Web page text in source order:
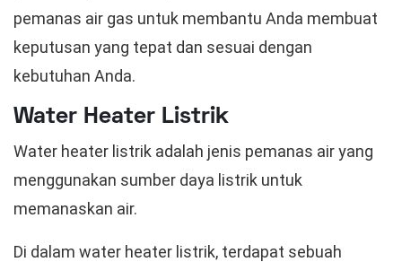
pemanas air gas untuk membantu Anda membuat
keputusan yang tepat dan sesuai dengan
kebutuhan Anda.
Water Heater Listrik
Water heater listrik adalah jenis pemanas air yang
menggunakan sumber daya listrik untuk
memanaskan air.
Di dalam water heater listrik, terdapat sebuah